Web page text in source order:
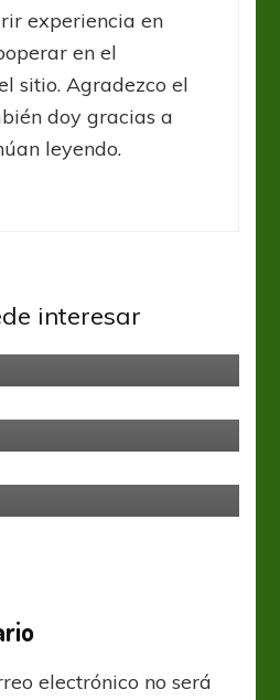
experiencia en
en el
sitio. Agradezco el
doy gracias a
leyendo.
interesar
electrónico no será